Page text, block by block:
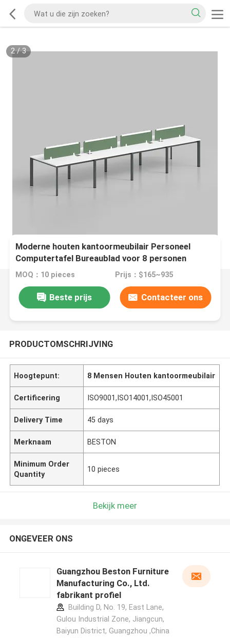
2/3
Moderne houten kantoormeubilair Personeel
Computertafel Bureaublad voor 8 personen
MOQ：10 pieces Prijs：$165~935
Beste prijs Contacteer ons
PRODUCTOMSCHRIJVING
Hoogtepunt: 8 Mensen Houten kantoormeubilair
Certificering ISO9001,ISO14001,ISO45001
Delivery Time 45 days
Merknaam BESTON
Minimum Order
Quantity
10 pieces
Bekijk meer
ONGEVEER ONS
Guangzhou Beston Furniture
Manufacturing Co., Ltd.
fabrikant profiel
Building D, No. 19, East Lane,
Gulou Industrial Zone, Jiangcun,
Baiyun District, Guangzhou ,China